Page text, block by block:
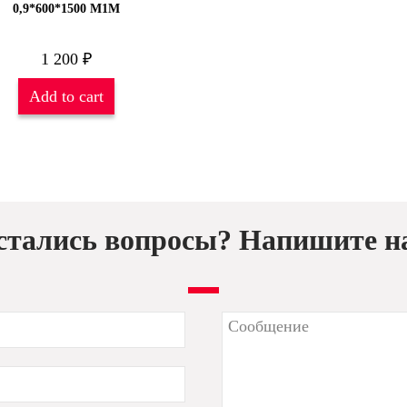
0,9*600*1500 М1М
1 200 ₽
Add to cart
вопросы? Напишите